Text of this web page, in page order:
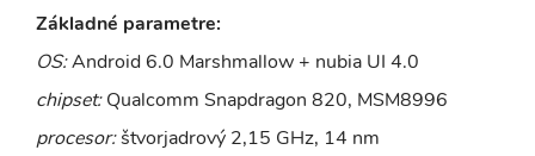
Základné parametre:
OS:Android 6.0 Marshmallow + nubia UI 4.0
chipset:Qualcomm Snapdragon 820, MSM8996
procesor:štvorjadrový 2,15 GHz, 14 nm